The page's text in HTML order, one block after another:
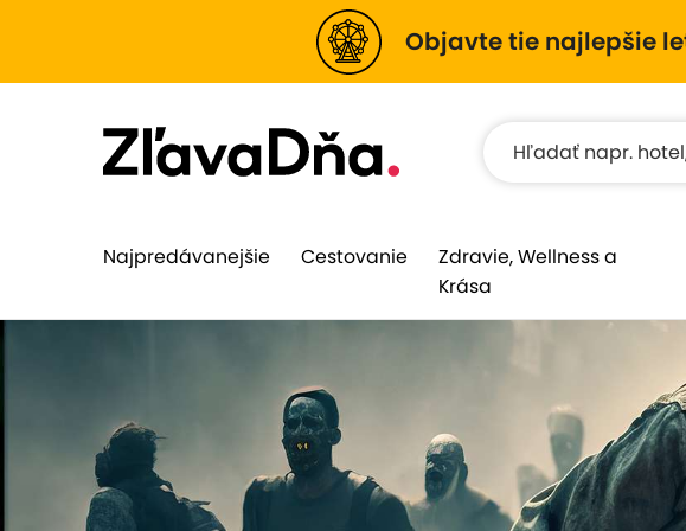
Objavte tie najlepšie
Najpredávanejšie Cestovanie
Zdravie, Wellness a
Krása